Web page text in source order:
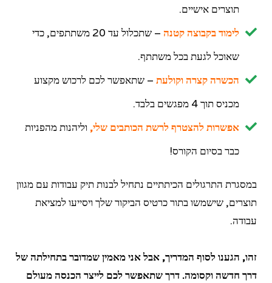
תוצרים אישיים.
לימוד בקבוצה קטנה
– שתכלול עד 20 משתתפים, כדי
שאוכל לגעת בכל משתתף.
הכשרה קצרה וקולעת – שתאפשר לכם לרכוש מקצוע
מכניס תוך 4 מפגשים בלבד.
אפשרות להצטרף לרשת הכותבים שלי, וליהנות מהפניות
כבר בסיום הקורס!
במסגרת התרגולים הכיתתיים נתחיל לבנות תיק עבודות עם מגוון
תוצרים, שישמשו בתור כרטיס הביקור שלך ויסייעו למציאת
עבודה.
זהו, הגענו לסוף המדריך, אבל אני מאמין שמדובר בתחילתה של
דרך חדשה וקסומה. דרך שתאפשר לכם לייצר הכנסה מעולם